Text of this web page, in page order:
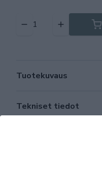
Tuotekuvaus
Tekniset tiedot